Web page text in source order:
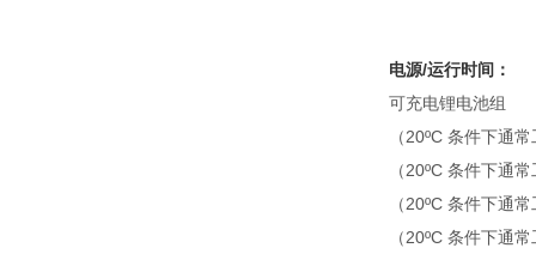
电源/运行时间：
可充电锂电池组
（20ºC 条件下通
（20ºC 条件下通
（20ºC 条件下通
（20ºC 条件下通